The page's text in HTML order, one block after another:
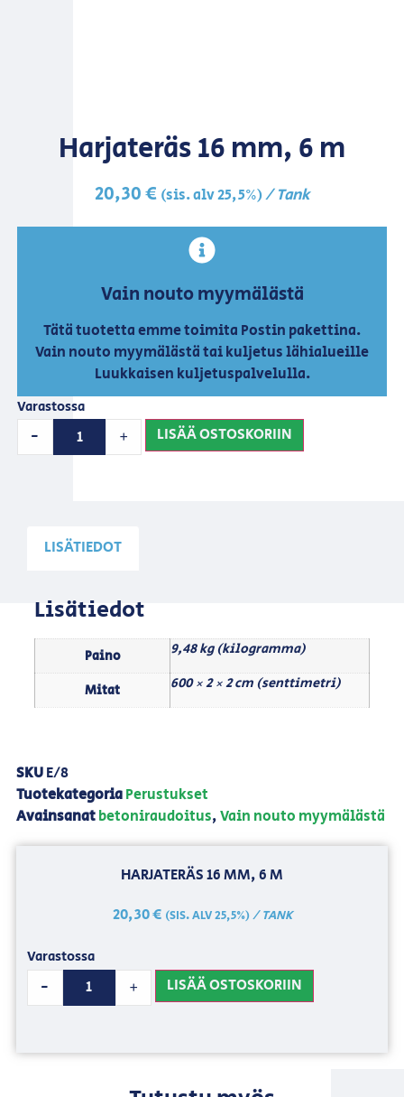
Harjateräs 16 mm, 6 m
20,30€ (sis. alv 25,5%)/ Tank
Vain nouto myymälästä
Tätä tuotetta emme toimita Postin pakettina.
Vain nouto myymälästä tai kuljetus lähialueille
Luukkaisen kuljetuspalvelulla.
Varastossa
- + LISÄÄ OSTOSKORIIN
LISÄTIEDOT
Lisätiedot
Paino 9,48 kg (kilogramma)
Mitat 600 × 2 × 2 cm (senttimetri)
SKUE/8
TuotekategoriaPerustukset
Avainsanatbetoniraudoitus,Vain nouto myymälästä
HARJATERÄS 16 MM, 6 M
20,30€ (SIS. ALV 25,5%)/ TANK
Varastossa
- + LISÄÄ OSTOSKORIIN